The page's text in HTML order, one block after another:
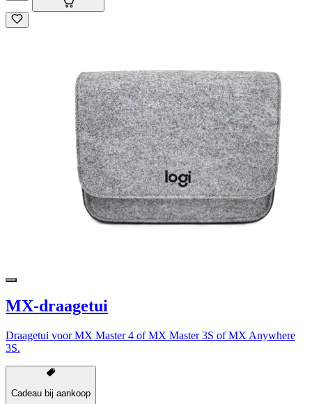
MX-draagetui
Draagetui voor MX Master 4 of MX Master 3S of MX Anywhere
3S.
Cadeau bij aankoop